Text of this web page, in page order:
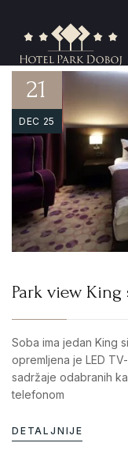
21
DEC 25
Park view King
Soba ima jedan King
opremljena je LED
sadržaje odabranih
telefonom
DETALJNIJE